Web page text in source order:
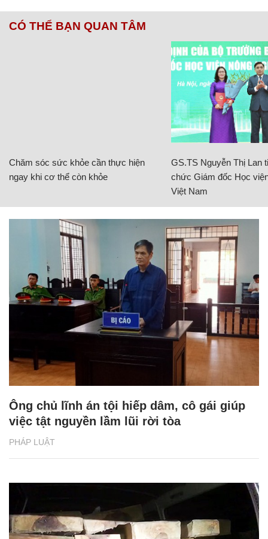
CÓ THỂ BẠN QUAN TÂM
Chăm sóc sức khỏe cần thực hiện
ngay khi cơ thể còn khỏe
GS.TS Nguyễn Thị Lan
chức Giám đốc Học
Việt Nam
PHÁP LUẬT
Ông chủ lĩnh án tội hiếp dâm, cô gái giúp
việc tật nguyền lầm lũi rời tòa